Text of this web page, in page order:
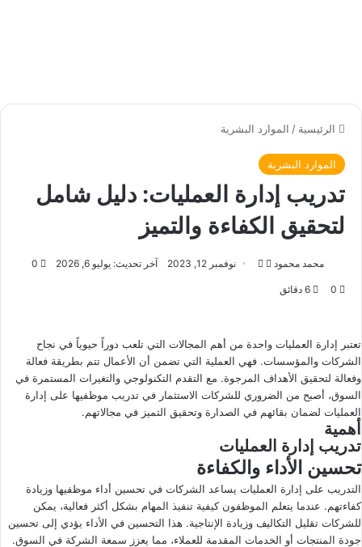
الرئيسية / الموارد البشرية
الموارد البشرية
تدريب إدارة العمليات: دليل شامل
لتحقيق الكفاءة والتميز
محمد محمود
ت
ع
ل
ى
X
ب
ر
ي
د
ا
ك
ت
ر
و
نوفمبر 12, 2023 آخر تحديث: يوليو 6, 2026 0
0
تعتبر إدارة العمليات واحدة من أهم المجالات التي تلعب دوراً حيوياً في نجاح
الشركات والمؤسسات. فهي العملية التي تضمن أن الأعمال تتم بطريقة فعالة
وفعالة لتحقيق الأهداف المرجوة. مع التقدم التكنولوجي والتغيرات المستمرة في
السوق، أصبح من الضروري للشركات الاستثمار في تدريب موظفيها على إدارة
العمليات لضمان بقائهم في الصدارة وتحقيق التميز في مجالاتهم.
أهمية
تدريب إدارة العمليات
تحسين الأداء والكفاءة
التدريب على إدارة العمليات يساعد الشركات في تحسين أداء موظفيها وزيادة
كفاءتهم. عندما يتعلم الموظفون كيفية تنفيذ المهام بشكل أكثر فعالية، يمكن
للشركات تقليل التكاليف وزيادة الإنتاجية. هذا التحسين في الأداء يؤدي إلى تحسين
جودة المنتجات أو الخدمات المقدمة للعملاء، مما يعزز سمعة الشركة في السوق.